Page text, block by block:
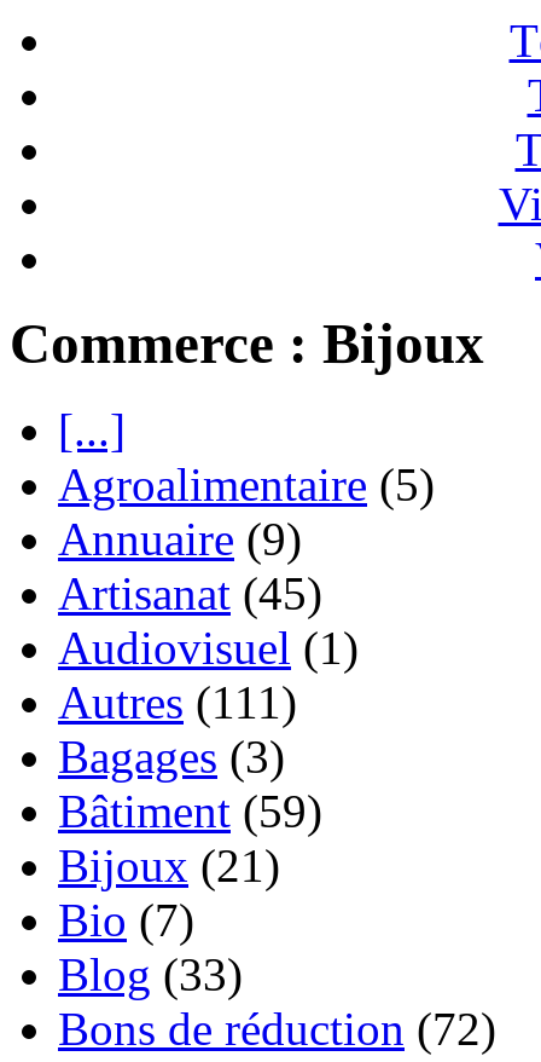
Commerce : Bijoux
[...]
Agroalimentaire (5)
Annuaire (9)
Artisanat (45)
Audiovisuel (1)
Autres (111)
Bagages (3)
Bâtiment (59)
Bijoux (21)
Bio (7)
Blog (33)
Bons de réduction (72)